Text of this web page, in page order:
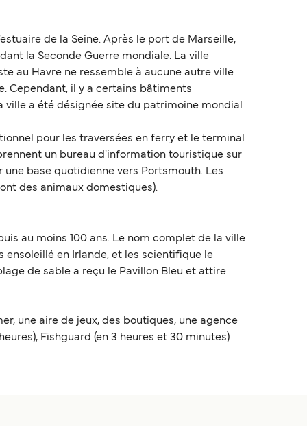
de la Seine. Après le port de Marseille,
la Seconde Guerre mondiale. La ville
au Havre ne ressemble à aucune autre ville
Cependant, il y a certains bâtiments
a été désignée site du patrimoine mondial
pour les traversées en ferry et le terminal
un bureau d'information touristique sur
base quotidienne vers Portsmouth. Les
des animaux domestiques).
au moins 100 ans. Le nom complet de la ville
ensoleillé en Irlande, et les scientifique le
de sable a reçu le Pavillon Bleu et attire
une aire de jeux, des boutiques, une agence
Fishguard (en 3 heures et 30 minutes)